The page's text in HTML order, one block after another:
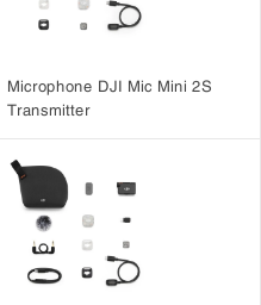
Microphone DJI Mic Mini 2S
Transmitter